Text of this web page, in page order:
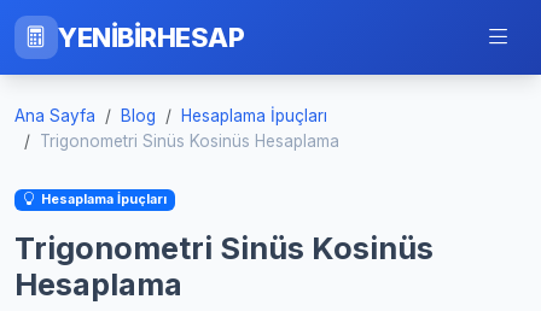
YENİBİRHESAP
Ana Sayfa Blog
Hesaplama İpuçları
Trigonometri Sinüs Kosinüs Hesaplama
Hesaplama İpuçları
Trigonometri Sinüs Kosinüs
Hesaplama